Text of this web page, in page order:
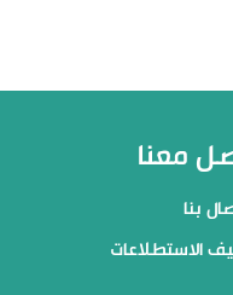
معنا
بنا
الاستطلاعات